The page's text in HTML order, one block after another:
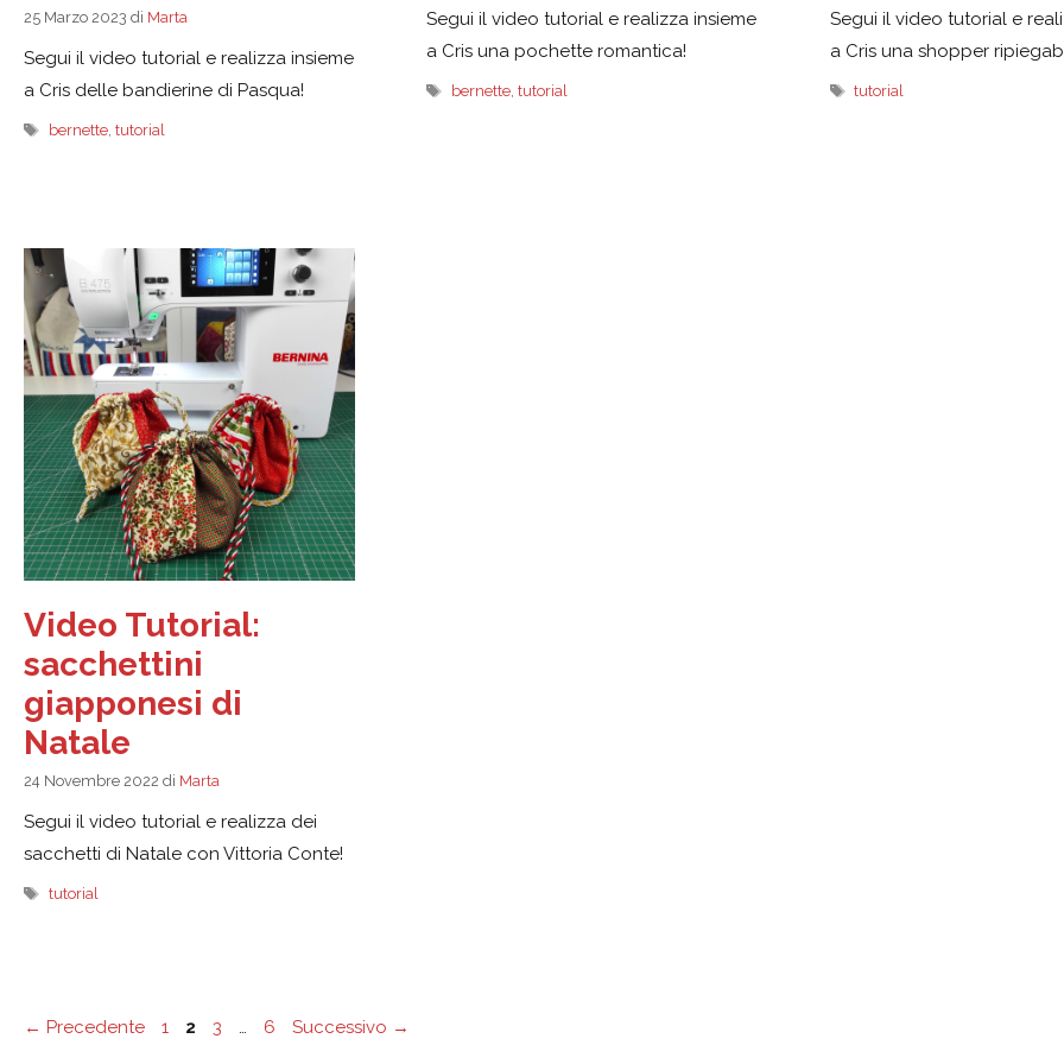
25 Marzo 2023 di Marta
Segui il video tutorial e realizza insieme
a Cris delle bandierine di Pasqua!
Tag
bernette, tutorial
Segui il video tutorial e realizza insieme
a Cris una pochette romantica!
Tag
bernette, tutorial
Segui il video tutorial e
a Cris una shopper
Tag
tutorial
Video Tutorial:
sacchettini
giapponesi di
Natale
24 Novembre 2022 di Marta
Segui il video tutorial e realizza dei
sacchetti di Natale con Vittoria Conte!
Tag
tutorial
← Precedente Pagina
1 Pagina
2 Pagina
3 … Pagina
6 Successivo →